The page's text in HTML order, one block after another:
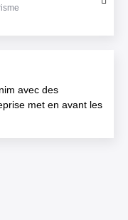
avec des
met en avant les